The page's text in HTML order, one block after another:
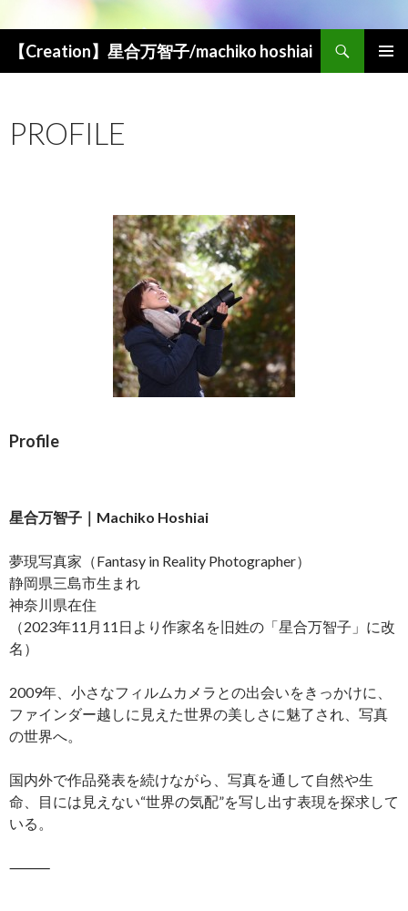
【Creation】星合万智子/machiko hoshiai
検索
PROFILE
Profile
星合万智子｜Machiko Hoshiai
夢現写真家（Fantasy in Reality Photographer）
静岡県三島市生まれ
神奈川県在住
（2023年11月11日より作家名を旧姓の「星合万智子」に改
名）
2009年、小さなフィルムカメラとの出会いをきっかけに、
ファインダー越しに見えた世界の美しさに魅了され、写真
の世界へ。
国内外で作品発表を続けながら、写真を通して自然や生
命、目には見えない“世界の気配”を写し出す表現を探求して
いる。
⸻